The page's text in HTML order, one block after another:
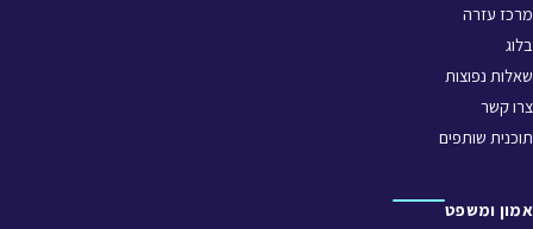
מרכז עזרה
בלוג
שאלות נפוצות
צרו קשר
תוכנית שותפים
אמון ומשפט